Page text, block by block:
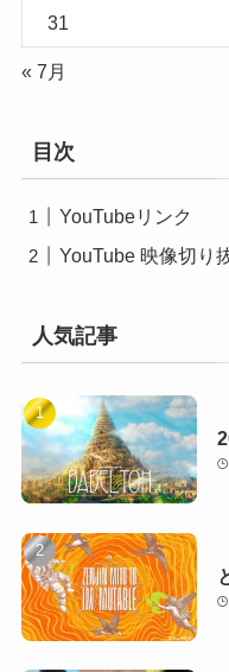
31
« 7月
目次
YouTubeリンク
YouTube 映像切り
人気記事